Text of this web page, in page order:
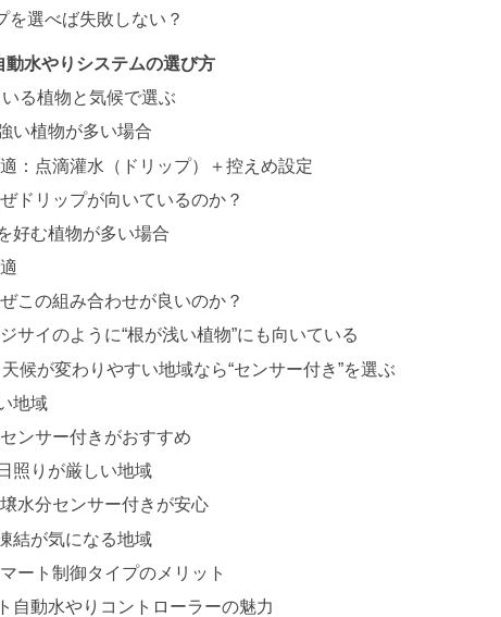
を選べば失敗しない？
動水やりシステムの選び方
る植物と気候で選ぶ
い植物が多い場合
：点滴灌水（ドリップ）＋控えめ設定
ドリップが向いているのか？
好む植物が多い場合
この組み合わせが良いのか？
サイのように“根が浅い植物”にも向いている
候が変わりやすい地域なら“センサー付き”を選ぶ
地域
ンサー付きがおすすめ
照りが厳しい地域
水分センサー付きが安心
結が気になる地域
ート制御タイプのメリット
自動水やりコントローラーの魅力